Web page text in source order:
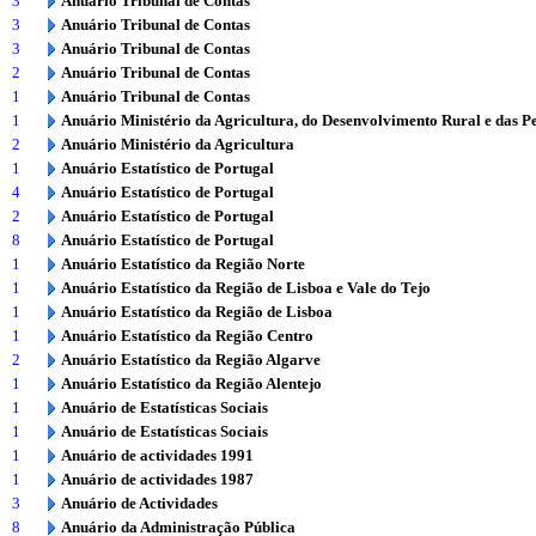
3
Anuário Tribunal de Contas
3
Anuário Tribunal de Contas
2
Anuário Tribunal de Contas
1
Anuário Tribunal de Contas
1
Anuário Ministério da Agricultura, do Desenvolvimento Rural e das
2
Anuário Ministério da Agricultura
1
Anuário Estatístico de Portugal
4
Anuário Estatístico de Portugal
2
Anuário Estatístico de Portugal
8
Anuário Estatístico de Portugal
1
Anuário Estatístico da Região Norte
1
Anuário Estatístico da Região de Lisboa e Vale do Tejo
1
Anuário Estatístico da Região de Lisboa
1
Anuário Estatístico da Região Centro
2
Anuário Estatístico da Região Algarve
1
Anuário Estatístico da Região Alentejo
1
Anuário de Estatísticas Sociais
1
Anuário de Estatísticas Sociais
1
Anuário de actividades 1991
1
Anuário de actividades 1987
3
Anuário de Actividades
8
Anuário da Administração Pública